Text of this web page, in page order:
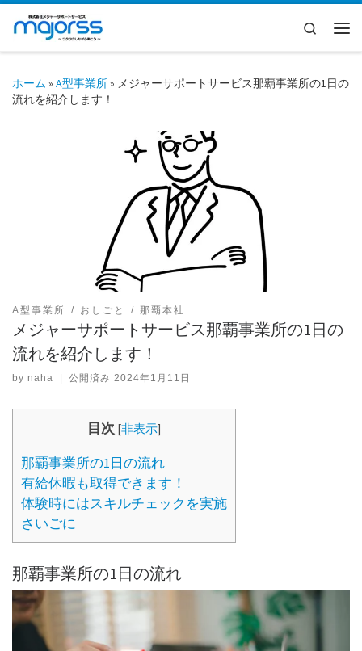
コンテンツへスキップ
Search
ホーム » A型事業所» メジャーサポートサービス那覇事業所の1日の
流れを紹介します！
A型事業所 おしごと 那覇本社
メジャーサポートサービス那覇事業所の1日の
流れを紹介します！
by naha 公開済み2024年1月11日
目次 [非表示]
那覇事業所の1日の流れ
有給休暇も取得できます！
体験時にはスキルチェックを実施
さいごに
那覇事業所の1日の流れ